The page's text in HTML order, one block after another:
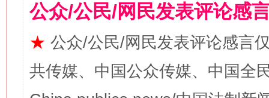
公众/公民/网民发表评论感
★ 公众/公民/网民发表评论感言
共传媒、中国公众传媒、中国全